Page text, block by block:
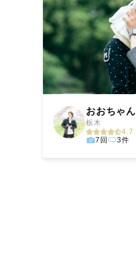
おおちゃん
栃木
4.7
7回
3件